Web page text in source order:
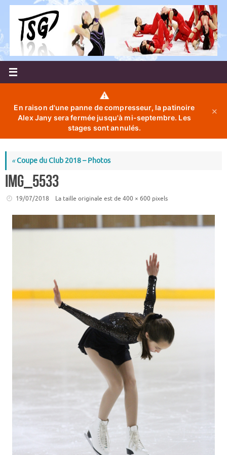
Passer
contenu
⚠️
En raison d'une panne de compresseur, la patinoire
Alex Jany sera fermée jusqu'à mi-septembre. Les
stages sont annulés.
✕
«Coupe du Club 2018 – Photos
IMG_5533
19/07/2018 La taille originale est de 400 × 600 pixels